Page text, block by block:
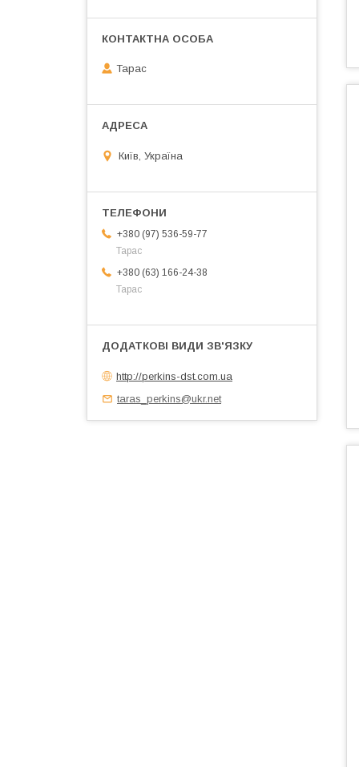
Тарас
Київ, Україна
+380 (97) 536-59-77
Тарас
+380 (63) 166-24-38
Тарас
http://perkins-dst.com.ua
taras_perkins@ukr.net